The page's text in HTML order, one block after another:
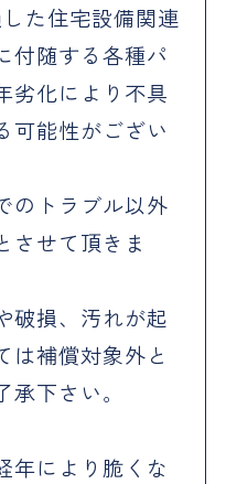
た住宅設備関連
付随する各種パ
劣化により不具
可能性がござい
のトラブル以外
させて頂きま
破損、汚れが起
は補償対象外と
下さい。
年により脆くな